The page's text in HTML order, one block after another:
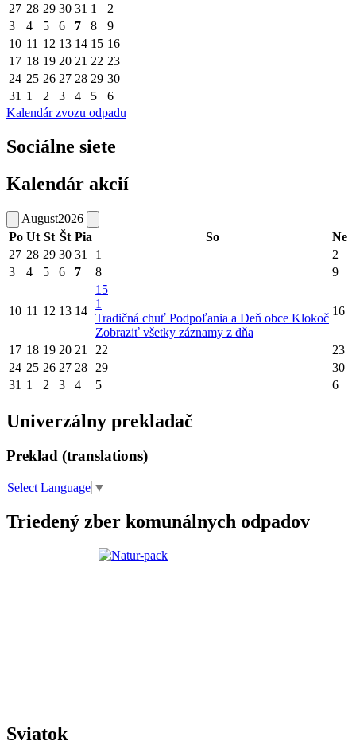
27 28 29 30 31 1
2
3
4 5 6 7 8
9
10 11 12 13 14 15 16
17 18 19 20 21 22 23
24 25 26 27 28 29 30
31 1 2 3 4 5
6
Kalendár zvozu odpadu
Sociálne siete
Kalendár akcií
August2026
Po Ut St Št Pia So
Ne
27 28 29 30 31 1
2
3
4 5 6 7 8 9
10 11 12 13 14
15
1
Tradičná chuť Podpoľania a Deň obce Klokoč
Zobraziť všetky záznamy z dňa
16
17 18 19 20 21 22
23
24 25 26 27 28 29
30
31 1 2 3 4 5 6
Univerzálny prekladač
Preklad (translations)
Select Language ▼
Triedený zber komunálnych odpadov
Sviatok